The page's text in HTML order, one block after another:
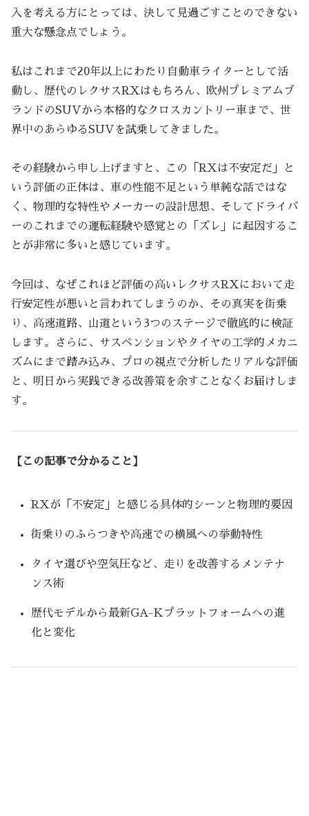
入を考える方にとっては、決して見過ごすことのできない
重大な懸念点でしょう。
私はこれまで20年以上にわたり自動車ライターとして活
動し、歴代のレクサスRXはもちろん、欧州プレミアムブ
ランドのSUVから本格的なクロスカントリー車まで、世
界中のあらゆるSUVを試乗してきました。
その経験から申し上げますと、この「RXは不安定だ」と
いう評価の正体は、車の性能不足という単純な話ではな
く、物理的な特性やメーカーの設計思想、そしてドライバ
ーのこれまでの運転経験や感覚との「ズレ」に起因するこ
とが非常に多いと感じています。
今回は、なぜこれほど評価の高いレクサスRXにおいて走
行安定性が悪いと言われてしまうのか、その真実を街乗
り、高速道路、山道という3つのステージで徹底的に検証
します。さらに、サスペンションやタイヤの工学的メカニ
ズムにまで踏み込み、プロの視点で分析したリアルな評価
と、明日から実践できる改善策を余すことなくお届けしま
す。
【この記事で分かること】
RXが「不安定」と感じる具体的シーンと物理的要因
街乗りのふらつきや高速での横風への挙動特性
タイヤ選びや空気圧など、走りを改善するメンテナ
ンス術
歴代モデルから最新GA-Kプラットフォームへの進
化と変化